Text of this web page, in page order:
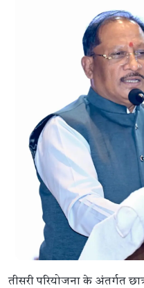
तीसरी परियोजना के अंतर्गत